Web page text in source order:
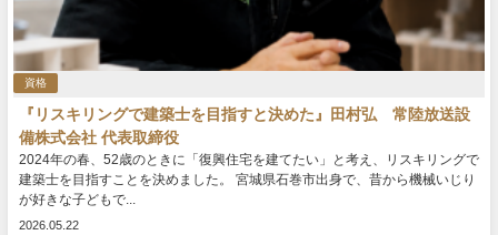
資格
『リスキリングで建築士を目指すと決めた』田村弘 常陸放送設
備株式会社 代表取締役
2024年の春、52歳のときに「復興住宅を建てたい」と考え、リスキリングで
建築士を目指すことを決めました。 宮城県石巻市出身で、昔から機械いじり
が好きな子どもで...
2026.05.22